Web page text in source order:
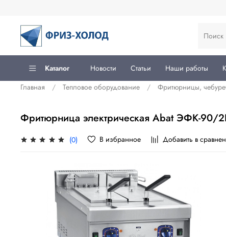
Каталог Новости Статьи Наши работы
Главная
Тепловое оборудование Фритюрницы,
Фритюрница электрическая Abat ЭФК-90/
(0) В избранное Добавить в